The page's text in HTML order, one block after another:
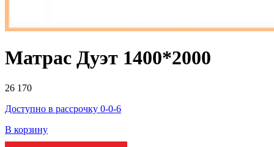
Матрас Дуэт 1400*2000
26 170
Доступно в рассрочку 0-0-6
В корзину